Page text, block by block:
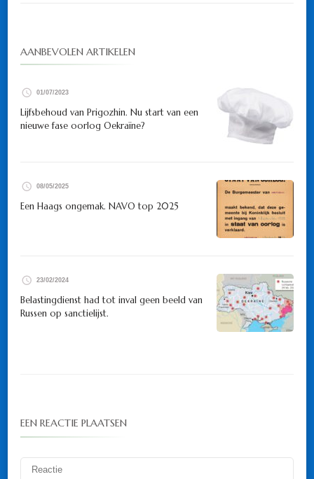
AANBEVOLEN ARTIKELEN
01/07/2023
Lijfsbehoud van Prigozhin. Nu start van een
nieuwe fase oorlog Oekraïne?
08/05/2025
Een Haags ongemak. NAVO top 2025
23/02/2024
Belastingdienst had tot inval geen beeld van
Russen op sanctielijst.
EEN REACTIE PLAATSEN